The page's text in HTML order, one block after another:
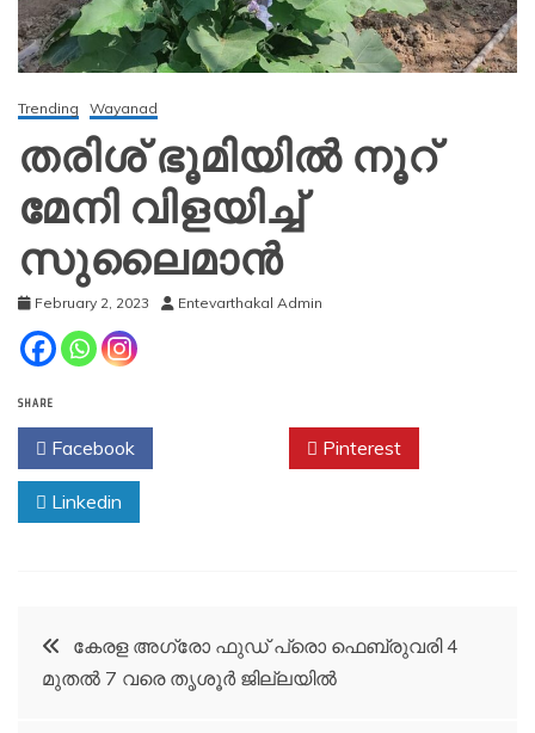
Trending Wayanad
തരിശ് ഭൂമിയിൽ നൂറ്
മേനി വിളയിച്ച്
സുലൈമാൻ
February 2, 2023 Entevarthakal Admin
SHARE
Facebook Pinterest
Linkedin
Post
navigation
കേരള അഗ്രോ ഫുഡ് പ്രൊ ഫെബ്രുവരി 4
മുതൽ 7 വരെ തൃശൂർ ജില്ലയിൽ